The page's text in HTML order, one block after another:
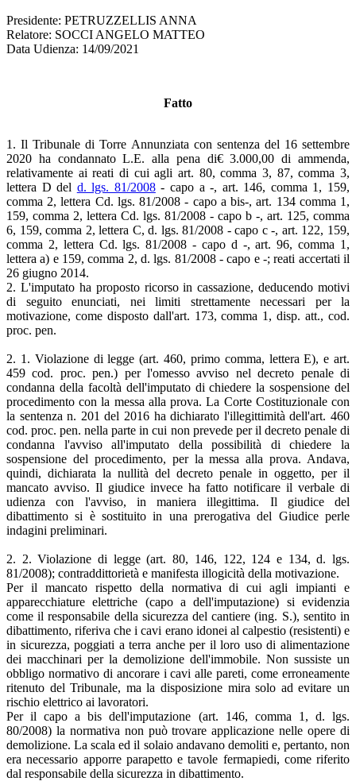
Presidente: PETRUZZELLIS ANNA
Relatore: SOCCI ANGELO MATTEO
Data Udienza: 14/09/2021
Fatto
1. Il Tribunale di Torre Annunziata con sentenza del 16 settembre
2020 ha condannato L.E. alla pena di€ 3.000,00 di ammenda,
relativamente ai reati di cui agli art. 80, comma 3, 87, comma 3,
lettera D del d. lgs. 81/2008- capo a -, art. 146, comma 1, 159,
comma 2, lettera Cd. lgs. 81/2008 - capo a bis-, art. 134 comma 1,
159, comma 2, lettera Cd. lgs. 81/2008 - capo b -, art. 125, comma
6, 159, comma 2, lettera C, d. lgs. 81/2008 - capo c -, art. 122, 159,
comma 2, lettera Cd. lgs. 81/2008 - capo d -, art. 96, comma 1,
lettera a) e 159, comma 2, d. lgs. 81/2008 - capo e -; reati accertati il
26 giugno 2014.
2. L'imputato ha proposto ricorso in cassazione, deducendo motivi
di seguito enunciati, nei limiti strettamente necessari per la
motivazione, come disposto dall'art. 173, comma 1, disp. att., cod.
proc. pen.
2. 1. Violazione di legge (art. 460, primo comma, lettera E), e art.
459 cod. proc. pen.) per l'omesso avviso nel decreto penale di
condanna della facoltà dell'imputato di chiedere la sospensione del
procedimento con la messa alla prova. La Corte Costituzionale con
la sentenza n. 201 del 2016 ha dichiarato l'illegittimità dell'art. 460
cod. proc. pen. nella parte in cui non prevede per il decreto penale di
condanna l'avviso all'imputato della possibilità di chiedere la
sospensione del procedimento, per la messa alla prova. Andava,
quindi, dichiarata la nullità del decreto penale in oggetto, per il
mancato avviso. Il giudice invece ha fatto notificare il verbale di
udienza con l'avviso, in maniera illegittima. Il giudice del
dibattimento si è sostituito in una prerogativa del Giudice perle
indagini preliminari.
2. 2. Violazione di legge (art. 80, 146, 122, 124 e 134, d. lgs.
81/2008); contraddittorietà e manifesta illogicità della motivazione.
Per il mancato rispetto della normativa di cui agli impianti e
apparecchiature elettriche (capo a dell'imputazione) si evidenzia
come il responsabile della sicurezza del cantiere (ing. S.), sentito in
dibattimento, riferiva che i cavi erano idonei al calpestio (resistenti) e
in sicurezza, poggiati a terra anche per il loro uso di alimentazione
dei macchinari per la demolizione dell'immobile. Non sussiste un
obbligo normativo di ancorare i cavi alle pareti, come erroneamente
ritenuto del Tribunale, ma la disposizione mira solo ad evitare un
rischio elettrico ai lavoratori.
Per il capo a bis dell'imputazione (art. 146, comma 1, d. lgs.
80/2008) la normativa non può trovare applicazione nelle opere di
demolizione. La scala ed il solaio andavano demoliti e, pertanto, non
era necessario apporre parapetto e tavole fermapiedi, come riferito
dal responsabile della sicurezza in dibattimento.